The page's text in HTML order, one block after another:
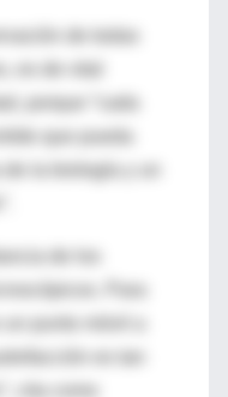
porque “cada
la biología y un
de los
Para